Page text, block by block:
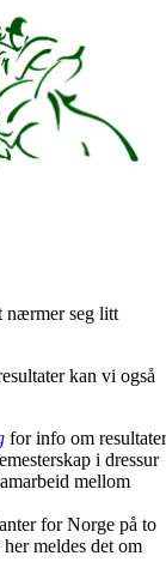
nærmer seg litt
kan vi også
for info om resultater
i dressur
mellom
for Norge på to
meldes det om